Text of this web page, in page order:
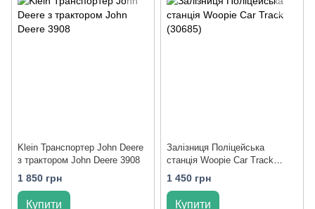
Klein Транспортер John Deere
з трактором John Deere 3908
1 850 грн
Купити
Залізниця Поліцейська
станція Woopie Car Track
(30685)
1 450 грн
Купити